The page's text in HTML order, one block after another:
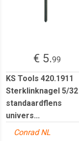
€ 5.99
KS Tools 420.1911
Sterklinknagel 5/32
standaardflens
univers...
Conrad NL